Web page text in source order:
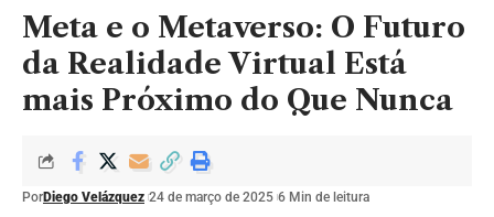
Meta e o Metaverso: O Futuro
da Realidade Virtual Está
mais Próximo do Que Nunca
PorDiego Velázquez 24 de março de 2025 6 Min de leitura